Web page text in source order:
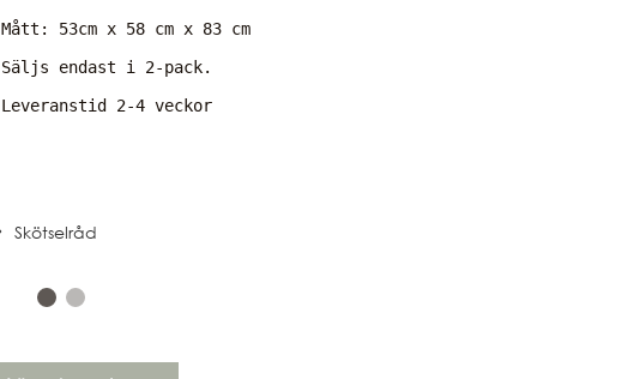
Mått: 53cm x 58 cm x 83 cm
Säljs endast i 2-pack.
Leveranstid 2-4 veckor
Skötselråd